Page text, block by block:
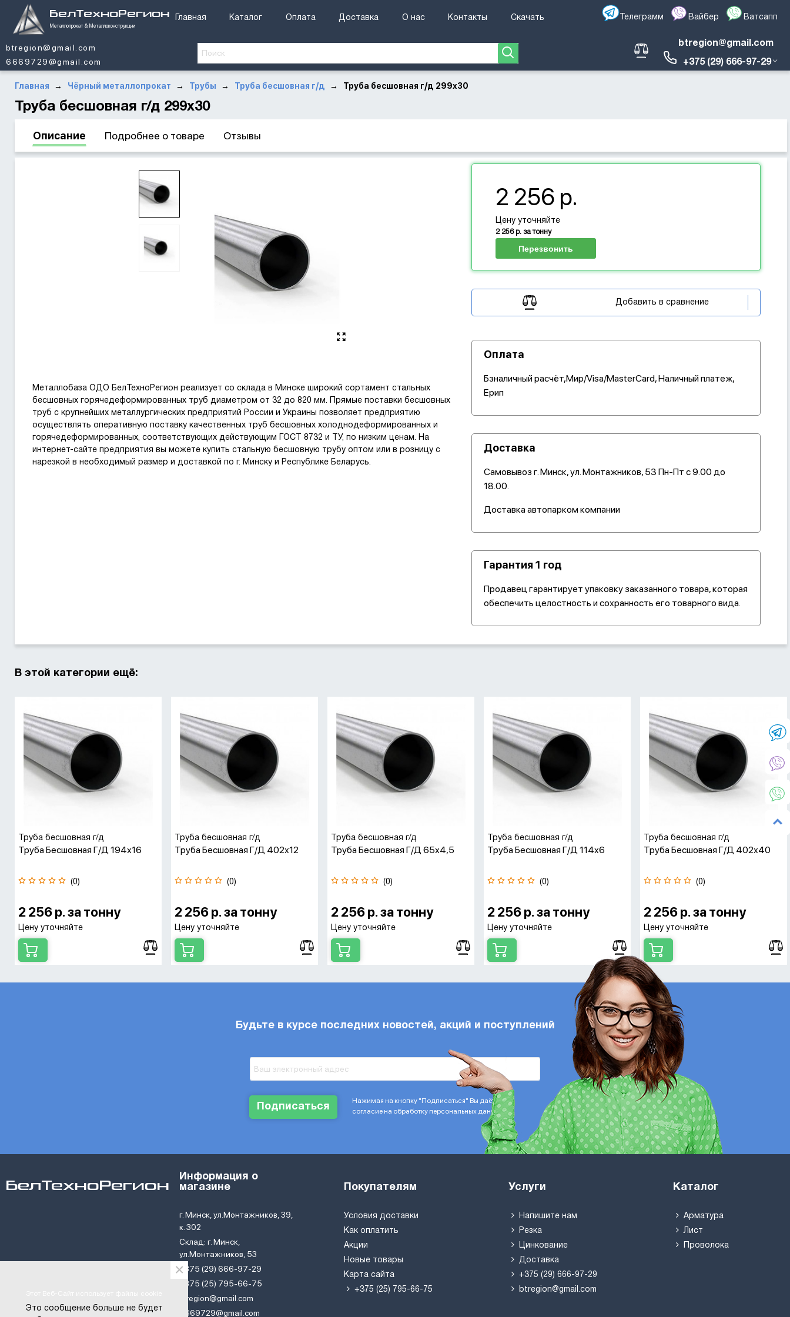
БелТехноРегион
Металлопрокат & Металлоконструкции
Главная Каталог Оплата Доставка О нас Контакты Скачать Телеграмм Вайбер Ватсапп
btregion@gmail.com
6669729@gmail.com
btregion@gmail.com
+375 (29) 666-97-29
Главная → Чёрный металлопрокат → Трубы → Труба бесшовная г/д → Труба бесшовная г/д 299х30
Труба бесшовная г/д 299х30
Описание Подробнее о товаре Отзывы
Металлобаза ОДО БелТехноРегион реализует со склада в Минске широкий сортамент стальных
бесшовных горячедеформированных труб диаметром от 32 до 820 мм. Прямые поставки бесшовных
труб с крупнейших металлургических предприятий России и Украины позволяет предприятию
осуществлять оперативную поставку качественных труб бесшовных холоднодеформированных и
горячедеформированных, соответствующих действующим ГОСТ 8732 и ТУ, по низким ценам. На
интернет-сайте предприятия вы можете купить стальную бесшовную трубу оптом или в розницу с
нарезкой в необходимый размер и доставкой по г. Минску и Республике Беларусь.
2 256 р.
Цену уточняйте
2 256 р. за тонну
Перезвонить
Добавить в сравнение
Оплата
Бзналичный расчёт,Мир/Visa/MasterCard, Наличный платеж,
Ерип
Доставка
Самовывоз г. Минск, ул. Монтажников, 53 Пн-Пт с 9.00 до
18.00.
Доставка автопарком компании
Гарантия 1 год
Продавец гарантирует упаковку заказанного товара, которая
обеспечить целостность и сохранность его товарного вида.
В этой категории ещё:
Труба бесшовная г/д
Труба Бесшовная Г/д 194х16
(0)
2 256 р. за тонну
Цену уточняйте
Труба бесшовная г/д
Труба Бесшовная Г/д 402х12
(0)
2 256 р. за тонну
Цену уточняйте
Труба бесшовная г/д
Труба Бесшовная Г/д 65х4,5
(0)
2 256 р. за тонну
Цену уточняйте
Труба бесшовная г/д
Труба Бесшовная Г/д 114х6
(0)
2 256 р. за тонну
Цену уточняйте
Труба бесшовная г/д
Труба Бесшовная Г/д 402х40
(0)
2 256 р. за тонну
Цену уточняйте
Будьте в курсе последних новостей, акций и поступлений
Подписаться
Нажимая на кнопку "Подписаться" Вы даёте
согласие на обработку персональных данных
БелТехноРегион
Информация о
магазине
г. Минск, ул.Монтажников, 39,
к. 302
Склад: г. Минск,
ул.Монтажников, 53
+375 (29) 666-97-29
+375 (25) 795-66-75
btregion@gmail.com
6669729@gmail.com
Покупателям
Условия доставки
Как оплатить
Акции
Новые товары
Карта сайта
+375 (25) 795-66-75
Услуги
Напишите нам
Резка
Цинкование
Доставка
+375 (29) 666-97-29
btregion@gmail.com
Каталог
Арматура
Лист
Проволока
Это сообщение больше не будет
×